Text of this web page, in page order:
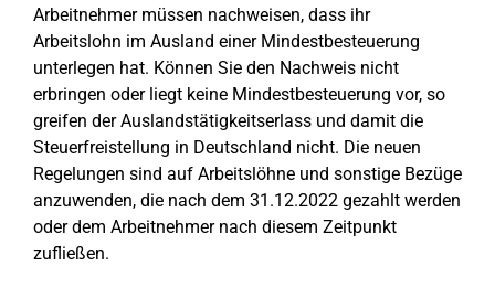
Arbeitnehmer müssen nachweisen, dass ihr
Arbeitslohn im Ausland einer Mindestbesteuerung
unterlegen hat. Können Sie den Nachweis nicht
erbringen oder liegt keine Mindestbesteuerung vor, so
greifen der Auslandstätigkeitserlass und damit die
Steuerfreistellung in Deutschland nicht. Die neuen
Regelungen sind auf Arbeitslöhne und sonstige Bezüge
anzuwenden, die nach dem 31.12.2022 gezahlt werden
oder dem Arbeitnehmer nach diesem Zeitpunkt
zufließen.